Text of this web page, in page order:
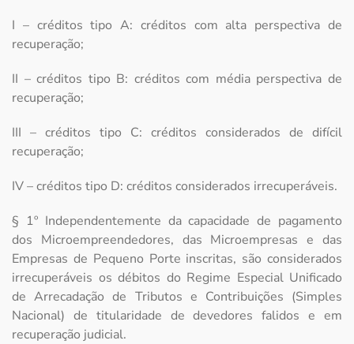
I – créditos tipo A: créditos com alta perspectiva de
recuperação;
II – créditos tipo B: créditos com média perspectiva de
recuperação;
III – créditos tipo C: créditos considerados de difícil
recuperação;
IV – créditos tipo D: créditos considerados irrecuperáveis.
§ 1º Independentemente da capacidade de pagamento
dos Microempreendedores, das Microempresas e das
Empresas de Pequeno Porte inscritas, são considerados
irrecuperáveis os débitos do Regime Especial Unificado
de Arrecadação de Tributos e Contribuições (Simples
Nacional) de titularidade de devedores falidos e em
recuperação judicial.